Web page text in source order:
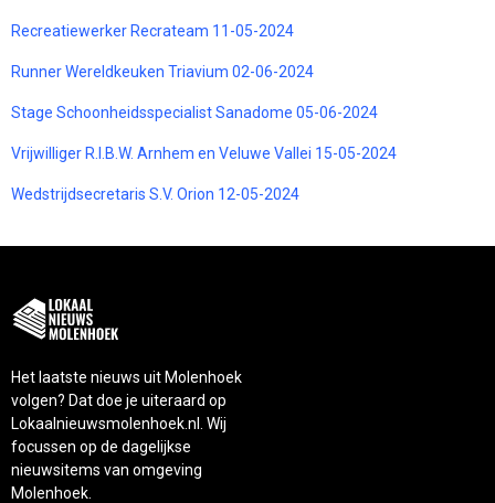
Recreatiewerker Recrateam 11-05-2024
Runner Wereldkeuken Triavium 02-06-2024
Stage Schoonheidsspecialist Sanadome 05-06-2024
Vrijwilliger R.I.B.W. Arnhem en Veluwe Vallei 15-05-2024
Wedstrijdsecretaris S.V. Orion 12-05-2024
Het laatste nieuws uit Molenhoek
volgen? Dat doe je uiteraard op
Lokaalnieuwsmolenhoek.nl. Wij
focussen op de dagelijkse
nieuwsitems van omgeving
Molenhoek.